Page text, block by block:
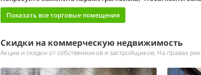
Показать все торговые помещения
Скидки на коммерческую недвижимость
Акции и скидки от собственников и застройщиков. На правах